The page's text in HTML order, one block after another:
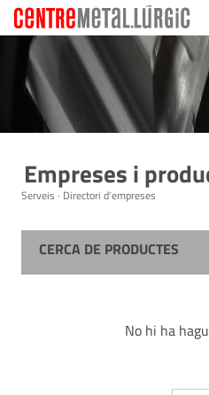
Empreses i
Serveis · Directori d'empreses
CERCA DE PRODUCTES
No hi ha